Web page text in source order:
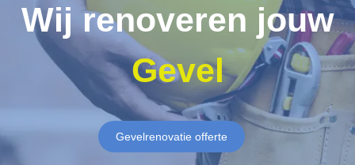
Wij renoveren jouw
Gevel
Gevelrenovatie offerte